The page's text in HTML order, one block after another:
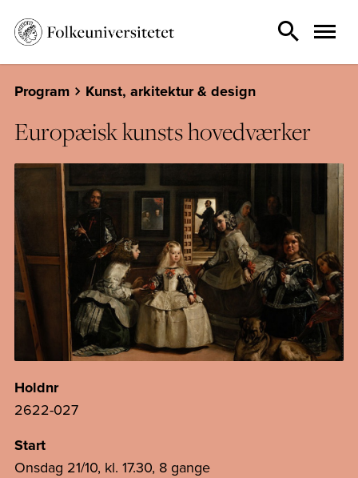
Program Kunst, arkitektur & design
Europæisk kunsts hovedværker
Holdnr
2622-027
Start
Onsdag 21/10, kl. 17.30, 8 gange